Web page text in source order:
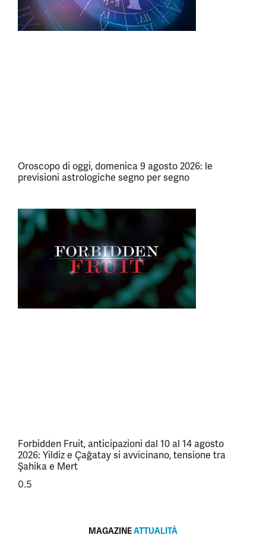
Oroscopo di oggi, domenica 9 agosto 2026: le
previsioni astrologiche segno per segno
Forbidden Fruit, anticipazioni dal 10 al 14 agosto
2026: Yildiz e Çağatay si avvicinano, tensione tra
Şahika e Mert
MAGAZINEATTUALITÀ